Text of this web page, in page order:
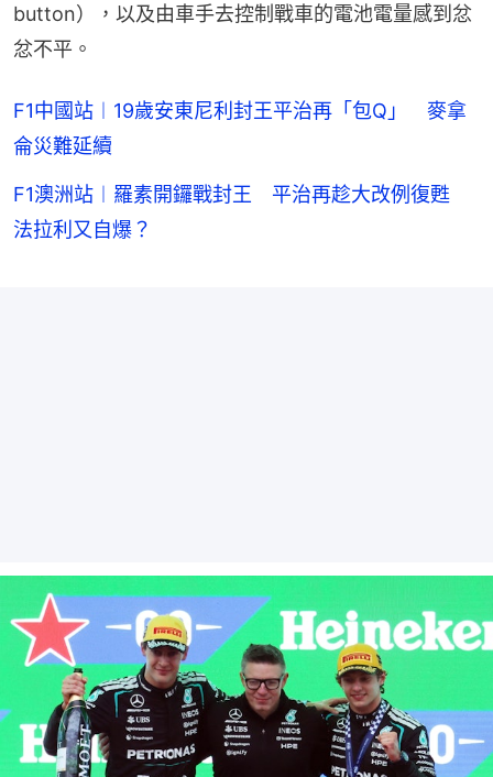
button），以及由車手去控制戰車的電池電量感到忿
忿不平。
F1中國站︱19歲安東尼利封王平治再「包Q」 麥拿
侖災難延續
F1澳洲站︱羅素開鑼戰封王 平治再趁大改例復甦
法拉利又自爆？